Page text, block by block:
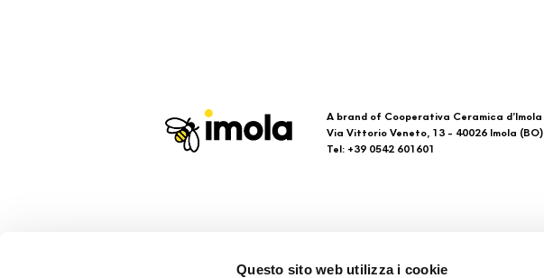
Questo sito web utilizza i cookie
A brand of Cooperativa Ceramica d’Imola
Via Vittorio Veneto, 13 - 40026 Imola (BO)
Tel: +39 0542 601601